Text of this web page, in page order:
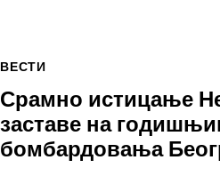
ВЕСТИ
Срамно истицање
заставе на
бомбардовања